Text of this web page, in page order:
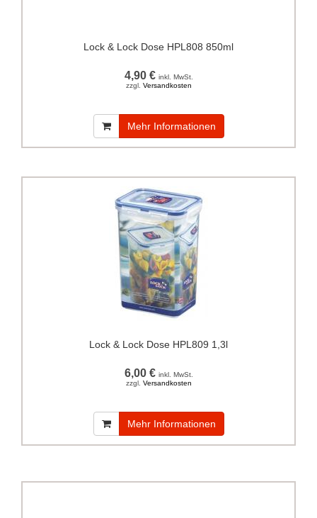
Lock & Lock Dose HPL808 850ml
4,90 € inkl. MwSt.
zzgl. Versandkosten
Mehr Informationen
Lock & Lock Dose HPL809 1,3l
6,00 € inkl. MwSt.
zzgl. Versandkosten
Mehr Informationen